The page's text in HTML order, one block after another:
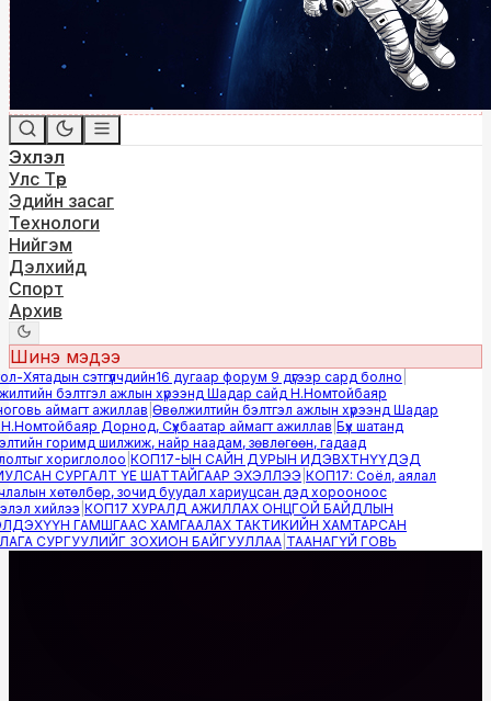
Эхлэл
Улс Төр
Эдийн засаг
Технологи
Нийгэм
Дэлхийд
Спорт
Архив
Шинэ мэдээ
сэтгүүлчдийн16 дугаар форум 9 дүгээр сард болно|
бэлтгэл ажлын хүрээнд Шадар сайд Н.Номтойбаяр
аймагт ажиллав|Өвөлжилтийн бэлтгэл ажлын хүрээнд Шадар
Дорнод, Сүхбаатар аймагт ажиллав|Бүх шатанд
горимд шилжиж, найр наадам, зөвлөгөөн, гадаад
хориглолоо|КОП17-ЫН САЙН ДУРЫН ИДЭВХТНҮҮДЭД
СУРГАЛТ ҮЕ ШАТТАЙГААР ЭХЭЛЛЭЭ|КОП17: Соёл, аялал
хөтөлбөр, зочид буудал хариуцсан дэд хорооноос
хийлээ|КОП17 ХУРАЛД АЖИЛЛАХ ОНЦГОЙ БАЙДЛЫН
ГАМШГААС ХАМГААЛАХ ТАКТИКИЙН ХАМТАРСАН
СУРГУУЛИЙГ ЗОХИОН БАЙГУУЛЛАА|ТААНАГҮЙ ГОВЬ